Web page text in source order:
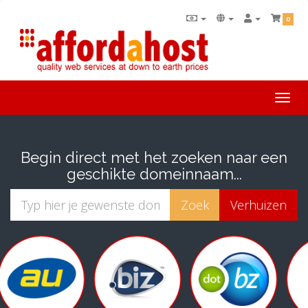
0
Begin direct met het zoeken naar een
geschikte domeinnaam...